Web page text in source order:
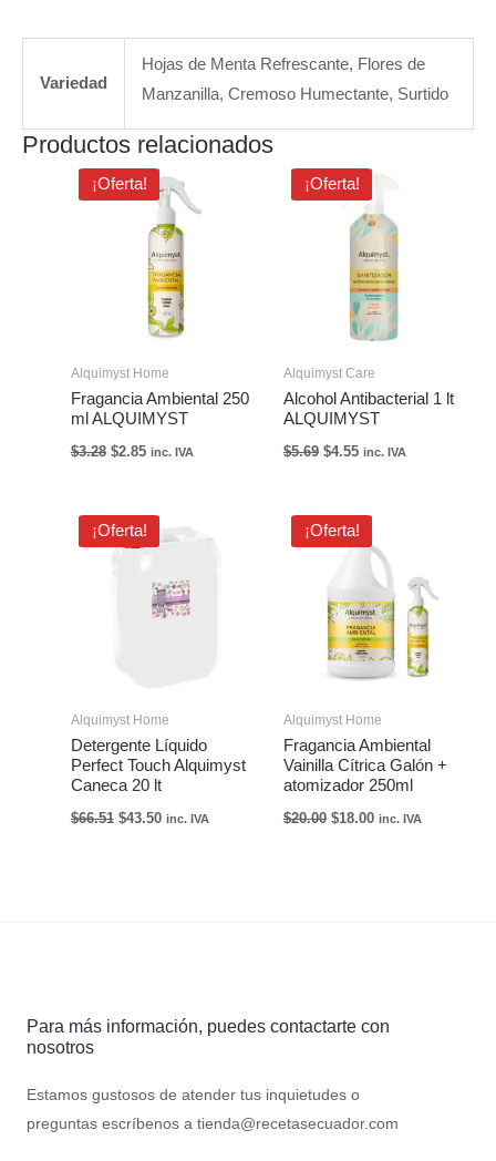
Variedad
Hojas de Menta Refrescante, Flores de
Manzanilla, Cremoso Humectante, Surtido
Productos relacionados
¡Oferta!
Alquimyst Home
Fragancia Ambiental 250
ml ALQUIMYST
$3.28
El
precio
original
$2.85
El
precio
actual
es:
$2.85.
inc. IVA
¡Oferta!
Alquimyst Care
Alcohol Antibacterial 1 lt
ALQUIMYST
$5.69
El
precio
$5.69.
$4.55
El
precio
es:
$4.55.
inc. IVA
¡Oferta!
Alquimyst Home
Detergente Líquido
Perfect Touch Alquimyst
Caneca 20 lt
$66.51
El
precio
original
$66.51.
$43.50
precio
$43.50.
inc. IVA
¡Oferta!
Alquimyst Home
Fragancia Ambiental
Vainilla Cítrica Galón +
atomizador 250ml
$20.00
El
precio
original
$18.00
actual
es:
$18.00.
inc. IVA
Para más información, puedes contactarte con
nosotros
Estamos gustosos de atender tus inquietudes o
preguntas escríbenos a tienda@recetasecuador.com